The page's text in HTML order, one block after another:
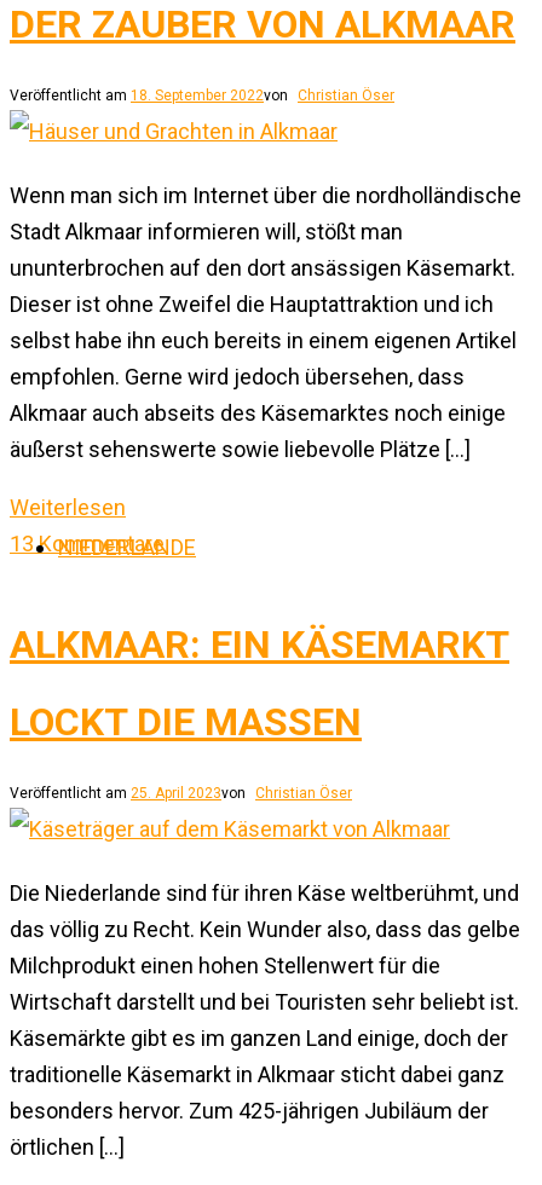
DER ZAUBER VON ALKMAAR
Veröffentlicht am 18. September 2022von Christian Öser
Wenn man sich im Internet über die nordholländische
Stadt Alkmaar informieren will, stößt man
ununterbrochen auf den dort ansässigen Käsemarkt.
Dieser ist ohne Zweifel die Hauptattraktion und ich
selbst habe ihn euch bereits in einem eigenen Artikel
empfohlen. Gerne wird jedoch übersehen, dass
Alkmaar auch abseits des Käsemarktes noch einige
äußerst sehenswerte sowie liebevolle Plätze […]
Weiterlesen
13 Kommentare
NIEDERLANDE
ALKMAAR: EIN KÄSEMARKT
LOCKT DIE MASSEN
Veröffentlicht am 25. April 2023von Christian Öser
Die Niederlande sind für ihren Käse weltberühmt, und
das völlig zu Recht. Kein Wunder also, dass das gelbe
Milchprodukt einen hohen Stellenwert für die
Wirtschaft darstellt und bei Touristen sehr beliebt ist.
Käsemärkte gibt es im ganzen Land einige, doch der
traditionelle Käsemarkt in Alkmaar sticht dabei ganz
besonders hervor. Zum 425-jährigen Jubiläum der
örtlichen […]